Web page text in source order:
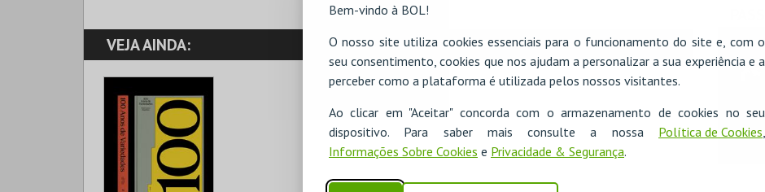
Bem-vindo à BOL!
O nosso site utiliza cookies essenciais para o funcionamento do site e, com o
seu consentimento, cookies que nos ajudam a personalizar a sua experiência e a
perceber como a plataforma é utilizada pelos nossos visitantes.
Ao clicar em "Aceitar" concorda com o armazenamento de cookies no seu
dispositivo. Para saber mais consulte a nossa Política de Cookies
Informações Sobre Cookies e Privacidade & Segurança.
VEJA AINDA: